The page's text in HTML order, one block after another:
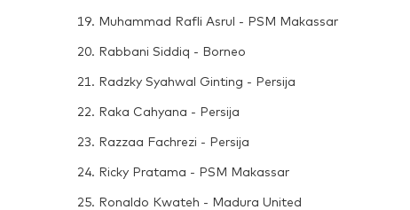
19. Muhammad Rafli Asrul - PSM Makassar
20. Rabbani Siddiq - Borneo
21. Radzky Syahwal Ginting - Persija
22. Raka Cahyana - Persija
23. Razzaa Fachrezi - Persija
24. Ricky Pratama - PSM Makassar
25. Ronaldo Kwateh - Madura United